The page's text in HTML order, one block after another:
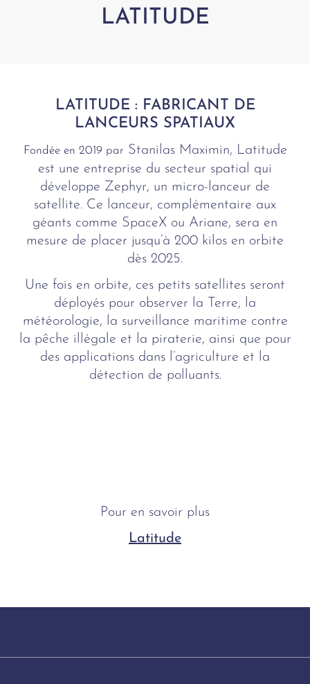
LATITUDE
LATITUDE : FABRICANT DE
LANCEURS SPATIAUX
Fondée en 2019 par Stanilas Maximin, Latitude
est une entreprise du secteur spatial qui
développe Zephyr, un micro-lanceur de
satellite. Ce lanceur, complémentaire aux
géants comme SpaceX ou Ariane, sera en
mesure de placer jusqu’à 200 kilos en orbite
dès 2025.
Une fois en orbite, ces petits satellites seront
déployés pour observer la Terre, la
météorologie, la surveillance maritime contre
la pêche illégale et la piraterie, ainsi que pour
des applications dans l’agriculture et la
détection de polluants.
Pour en savoir plus
Latitude